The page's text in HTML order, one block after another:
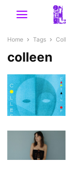
Home Tags
colleen